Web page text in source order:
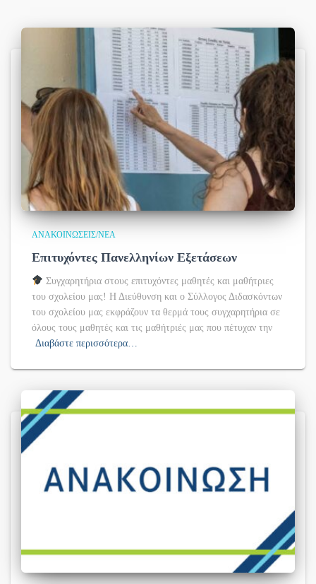
ΑΝΑΚΟΙΝΏΣΕΙΣ/ΝΈΑ
Επιτυχόντες Πανελληνίων Εξετάσεων
Συγχαρητήρια στους επιτυχόντες μαθητές και μαθήτριες
του σχολείου μας! Η Διεύθυνση και ο Σύλλογος Διδασκόντων
του σχολείου μας εκφράζουν τα θερμά τους συγχαρητήρια σε
όλους τους μαθητές και τις μαθήτριές μας που πέτυχαν την
Διαβάστε περισσότερα…